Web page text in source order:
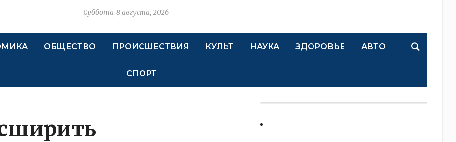
Суббота, 8 августа, 2026
ОБЩЕСТВО ПРОИСШЕСТВИЯ КУЛЬТ НАУКА ЗДОРОВЬЕ АВТО
СПОРТ